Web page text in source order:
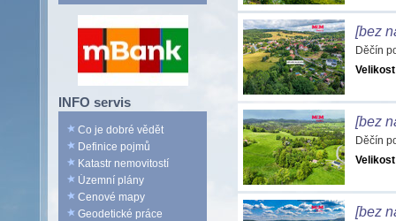
INFO servis
Co je dobré vědět
Definice pojmů
Katastr nemovitostí
Územní plány
Cenové mapy
Geodetické práce
[bez
Děčín
[bez
Děčín
[bez